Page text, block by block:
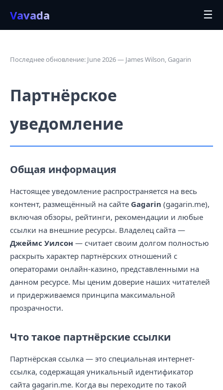
Vavada ☰
Последнее обновление: June 2026 — James Wilson, Gagarin
Партнёрское
уведомление
Общая информация
Настоящее уведомление распространяется на весь
контент, размещённый на сайте Gagarin (gagarin.me),
включая обзоры, рейтинги, рекомендации и любые
ссылки на внешние ресурсы. Владелец сайта —
Джеймс Уилсон — считает своим долгом полностью
раскрыть характер партнёрских отношений с
операторами онлайн-казино, представленными на
данном ресурсе. Мы ценим доверие наших читателей
и придерживаемся принципа максимальной
прозрачности.
Что такое партнёрские ссылки
Партнёрская ссылка — это специальная интернет-
ссылка, содержащая уникальный идентификатор
сайта gagarin.me. Когда вы переходите по такой